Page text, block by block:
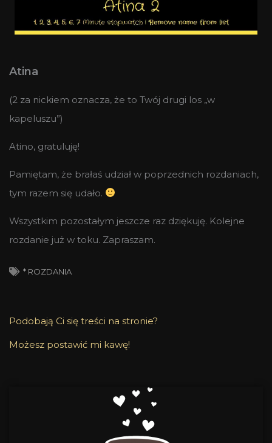
Atina
(2 za nickiem oznacza, że to Twój drugi los „w
kapeluszu”)
Atino, gratuluję!
Pamiętam, że brałaś udział w poprzednich rozdaniach,
tym razem się udało.
Wszystkim pozostałym jeszcze raz dziękuję. Kolejne
rozdanie już w toku. Zapraszam.
* ROZDANIA
Podobają Ci się treści na stronie?
Możesz postawić mi kawę!